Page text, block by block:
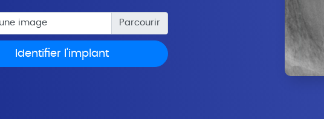
image
Identifier l'implant